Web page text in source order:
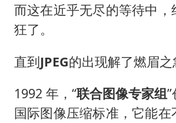
胡彦斌韩磊
胡彦斌获《
而这在近乎无尽的等待中，
狂了。
直到JPEG的出现解了燃眉之
1992 年，“联合图像专家组
国际图像压缩标准，它能在